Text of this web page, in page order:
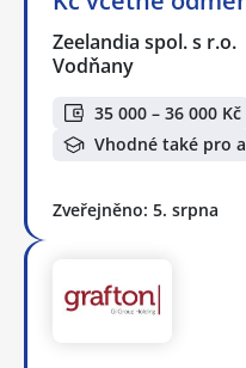
Zeelandia spol. s r.o.
Vodňany
35 000 – 36 000 Kč
Vhodné také pro
Zveřejněno: 5. srpna